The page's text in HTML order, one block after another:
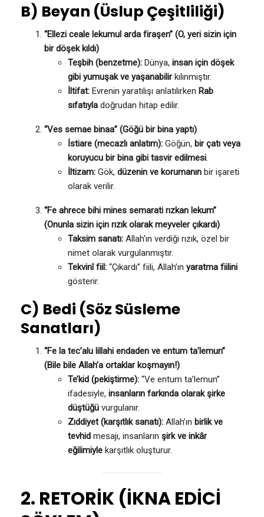
B) Beyan (Üslup Çeşitliliği)
“Ellezi ceale lekumul arda firaşen” (O, yeri sizin için
bir döşek kıldı)
Teşbih (benzetme): Dünya, insan için döşek
gibi yumuşak ve yaşanabilirkılınmıştır.
İltifat: Evrenin yaratılışı anlatılırken Rab
sıfatıyla doğrudan hitap edilir.
“Ves semae binaa” (Göğü bir bina yaptı)
İstiare (mecazlı anlatım): Göğün, bir çatı veya
koruyucu bir bina gibi tasvir edilmesi.
İltizam: Gök, düzenin ve korumanın bir işareti
olarak verilir.
“Fe ahrece bihi mines semarati rızkan lekum”
(Onunla sizin için rızık olarak meyveler çıkardı)
Taksim sanatı: Allah’ın verdiği rızık, özel bir
nimet olarak vurgulanmıştır.
Tekvinî fiil: “Çıkardı” fiili, Allah’ın yaratma fiilini
gösterir.
C) Bedi (Söz Süsleme
Sanatları)
“Fe la tec’alu lillahi endaden ve entum ta’lemun”
(Bile bile Allah’a ortaklar koşmayın!)
Te’kid (pekiştirme): “Ve entum ta’lemun”
ifadesiyle, insanların farkında olarak şirke
düştüğü vurgulanır.
Zıddiyet (karşıtlık sanatı): Allah’ın birlik ve
tevhid mesajı, insanların şirk ve inkâr
eğilimiyle karşıtlık oluşturur.
2. RETORİK (İKNA EDİCİ